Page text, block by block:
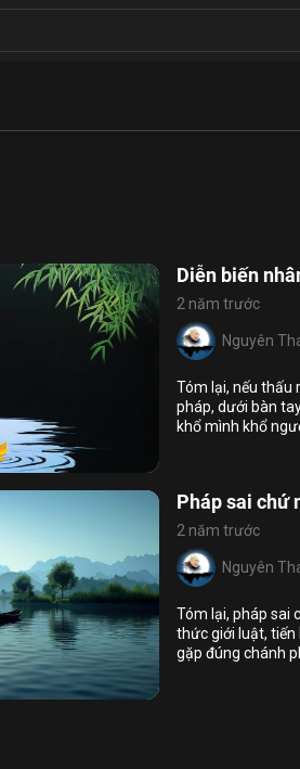
9
Diễn biến
2 năm trước
Nguyên
Tóm lại, nếu thấu
pháp, dưới bàn
khổ mình khổ
8 8
Pháp sai chứ
2 năm trước
Nguyên
Tóm lại, pháp sai
thức giới luật, tiến
gặp đúng chánh